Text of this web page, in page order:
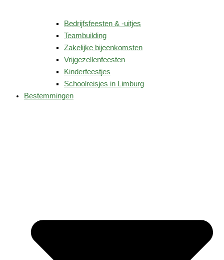
Bedrijfsfeesten & -uitjes
Teambuilding
Zakelijke bijeenkomsten
Vrijgezellenfeesten
Kinderfeestjes
Schoolreisjes in Limburg
Bestemmingen